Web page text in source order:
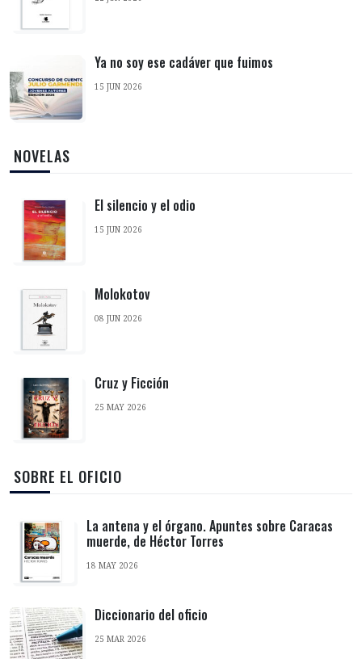
Ya no soy ese cadáver que fuimos
15 JUN 2026
‎ NOVELAS
El silencio y el odio
15 JUN 2026
Molokotov
08 JUN 2026
Cruz y Ficción
25 MAY 2026
‎ SOBRE EL OFICIO
La antena y el órgano. Apuntes sobre Caracas
muerde, de Héctor Torres
18 MAY 2026
Diccionario del oficio
25 MAR 2026